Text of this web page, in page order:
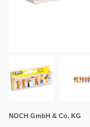
NOCH GmbH & Co. KG